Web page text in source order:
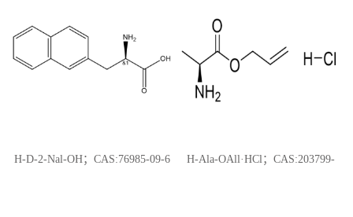
H-D-2-Nal-OH；CAS:76985-09-6
H-Ala-OAll·HCl；CAS:203799-